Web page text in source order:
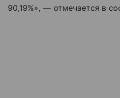
90,19%», — отмечается в